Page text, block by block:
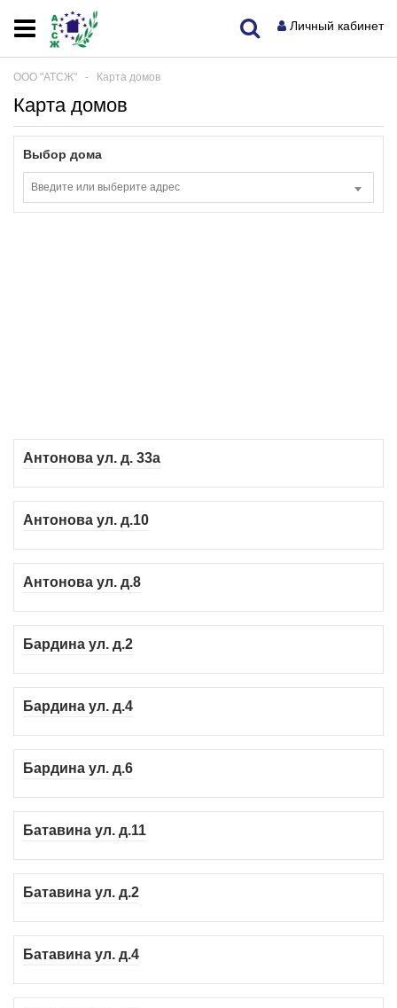
Личный кабинет
ООО "АТСЖ" ‐ Карта домов
Карта домов
Выбор дома
Введите или выберите адрес
Антонова ул. д. 33а
Антонова ул. д.10
Антонова ул. д.8
Бардина ул. д.2
Бардина ул. д.4
Бардина ул. д.6
Батавина ул. д.11
Батавина ул. д.2
Батавина ул. д.4